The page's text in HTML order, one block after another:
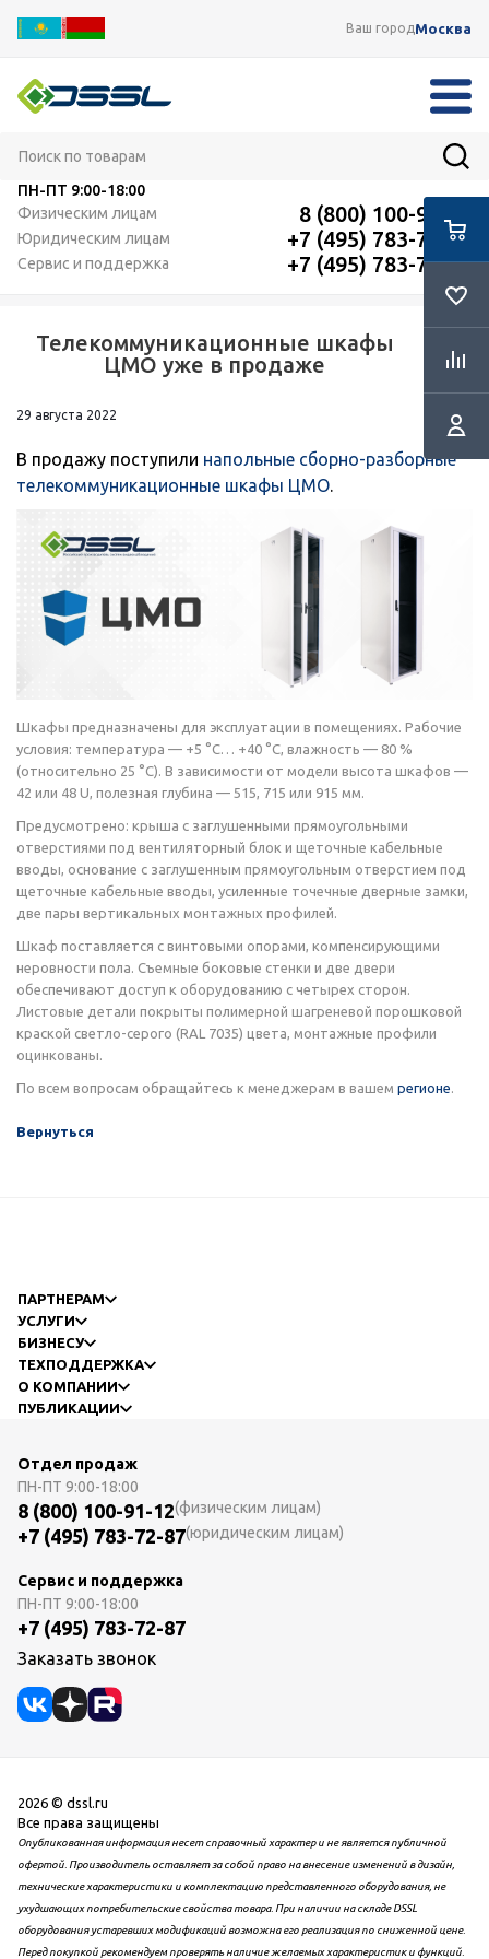
Ваш городМосква
ПН-ПТ 9:00-18:00
Физическим лицам
8 (800) 100-91-12
Юридическим лицам +7 (495) 783-72-87
Сервис и поддержка +7 (495) 783-72-87
Телекоммуникационные шкафы
ЦМО уже в продаже
RSS
29 августа 2022
В продажу поступили напольные сборно-разборные
телекоммуникационные шкафы ЦМО.
Шкафы предназначены для эксплуатации в помещениях. Рабочие
условия: температура — +5 °C… +40 °C, влажность — 80 %
(относительно 25 °C). В зависимости от модели высота шкафов —
42 или 48 U, полезная глубина — 515, 715 или 915 мм.
Предусмотрено: крыша с заглушенными прямоугольными
отверстиями под вентиляторный блок и щеточные кабельные
вводы, основание с заглушенным прямоугольным отверстием под
щеточные кабельные вводы, усиленные точечные дверные замки,
две пары вертикальных монтажных профилей.
Шкаф поставляется с винтовыми опорами, компенсирующими
неровности пола. Съемные боковые стенки и две двери
обеспечивают доступ к оборудованию с четырех сторон.
Листовые детали покрыты полимерной шагреневой порошковой
краской светло-серого (RAL 7035) цвета, монтажные профили
оцинкованы.
По всем вопросам обращайтесь к менеджерам в вашем регионе.
Вернуться
ПАРТНЕРАМ
УСЛУГИ
БИЗНЕСУ
ТЕХПОДДЕРЖКА
О КОМПАНИИ
ПУБЛИКАЦИИ
Отдел продаж
ПН-ПТ 9:00-18:00
8 (800) 100-91-12(физическим лицам)
+7 (495) 783-72-87(юридическим лицам)
Сервис и поддержка
ПН-ПТ 9:00-18:00
+7 (495) 783-72-87
Заказать звонок
2026 © dssl.ru
Все права защищены
Опубликованная информация несет справочный характер и не является публичной
офертой. Производитель оставляет за собой право на внесение изменений в дизайн,
технические характеристики и комплектацию представленного оборудования, не
ухудшающих потребительские свойства товара. При наличии на складе DSSL
оборудования устаревших модификаций возможна его реализация по сниженной цене.
Перед покупкой рекомендуем проверять наличие желаемых характеристик и функций.